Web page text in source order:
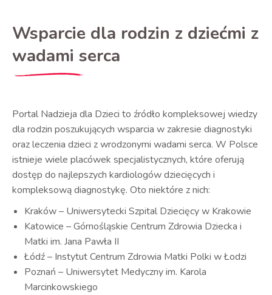
Wsparcie dla rodzin z dziećmi z
wadami serca
Portal Nadzieja dla Dzieci to źródło kompleksowej wiedzy
dla rodzin poszukujących wsparcia w zakresie diagnostyki
oraz leczenia dzieci z wrodzonymi wadami serca. W Polsce
istnieje wiele placówek specjalistycznych, które oferują
dostęp do najlepszych kardiologów dziecięcych i
kompleksową diagnostykę. Oto niektóre z nich:
Kraków – Uniwersytecki Szpital Dziecięcy w Krakowie
Katowice – Górnośląskie Centrum Zdrowia Dziecka i
Matki im. Jana Pawła II
Łódź – Instytut Centrum Zdrowia Matki Polki w Łodzi
Poznań – Uniwersytet Medyczny im. Karola
Marcinkowskiego